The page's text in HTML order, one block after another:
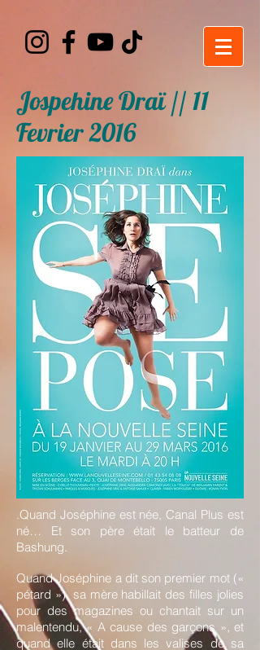
Jospehine Draï // 11
Fevrier 2016
.Quand Joséphine est née, Canal Plus est
né… Et son père était le batteur de
Bashung.
Quand Joséphine a dit son premier mot («
pétard »), sa mère habillait des filles jolies
pour des magazines ou chantait sur un
malentendu, « A cause des garçons », et
quand elle était dans les valises de sa